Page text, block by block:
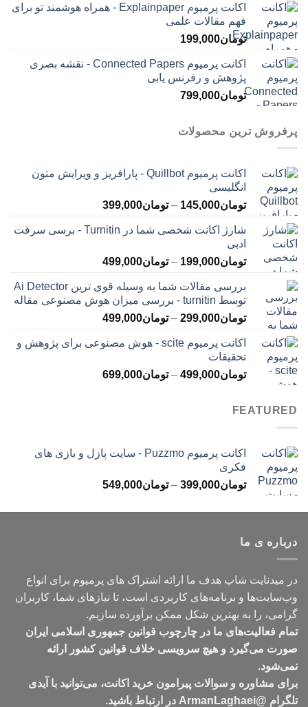
اکانت پرمیوم Explainpaper - همراه هوشمند تو برای
فهم مقالات علمی
تومان199,000
اکانت پرمیوم Connected Papers - نقشه بصری
پژوهش و رفرنس یابی
تومان799,000
پرفروش ترین محصولات
اکانت پرمیوم Quillbot - پارافریز و ویرایش متون
انگلیسی
تومان145,000
– تومان399,000محدوده
تومان145,000
تومان399,000
شارژ اکانت شخصی شما در Turnitin - برسی سرقت
ادبی
تومان199,000
– تومان499,000محدوده
تومان199,000
تا
تومان499,000
بررسی مقالات شما به وسیله قوی ترین Ai Detector
توسط turnitin - بررسی میزان هوش مصنوعی مقاله
تومان299,000
– تومان499,000محدوده
تومان299,000
تومان499,000
اکانت پرمیوم scite - هوش مصنوعی برای پژوهش و
تحقیقات
تومان499,000
– تومان699,000محدوده
FEATURED
اکانت پرمیوم Puzzmo - سایت پازل و بازی های
فکری
تومان399,000
– تومان549,000محدوده
تومان399,000
درباره ی ما
در میدنایت شاپ هدف ما ارائه اشتراک های پرمیوم برای انواع
وب‌سایت‌ها و برنامه‌های کاربردی است، تا نیازهای شما، کاربران
گرامی، را به بهترین شکل ممکن برآورده سازیم.
تمام فعالیت‌های ما در چارچوب قوانین جمهوری اسلامی ایران
صورت می‌گیرد و هیچ سرویسی خلاف قوانین کشور ارائه
نمی‌شود.
برای مشاوره و سوالات پیرامون خرید اکانت، می‌توانید با آیدی
تلگرام @ArmanLaghaei در ارتباط باشید.